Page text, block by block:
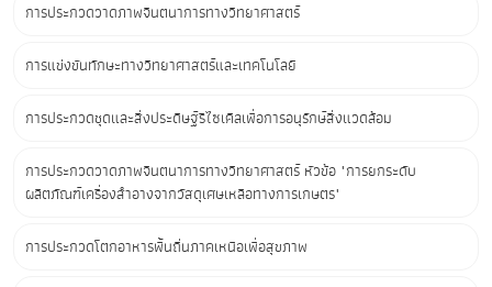
การประกวดวาดภาพจินตนาการทางวิทยาศาสตร์
การแข่งขันทักษะทางวิทยาศาสตร์และเทคโนโลยี
การประกวดชุดและสิ่งประดิษฐ์รีไซเคิลเพื่อการอนุรักษ์สิ่งแวดล้อม
การประกวดวาดภาพจินตนาการทางวิทยาศาสตร์ หัวข้อ "การยกระดับ
ผลิตภัณฑ์เครื่องสำอางจากวัสดุเศษเหลือทางการเกษตร"
การประกวดโตกอาหารพื้นถิ่นภาคเหนือเพื่อสุขภาพ